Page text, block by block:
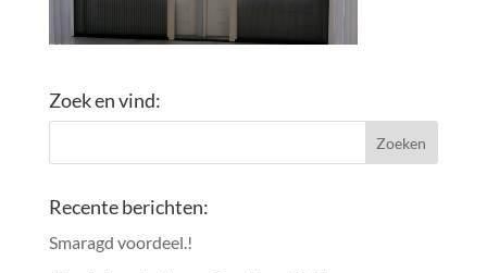
Zoek en vind:
Recente berichten:
Smaragd voordeel.!